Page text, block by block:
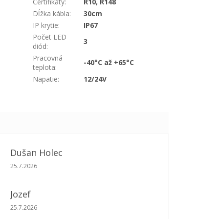
Dĺžka kábla:
30cm
IP krytie:
IP67
Počet LED
diód:
3
Pracovná
teplota:
-40°C až +65°C
Napätie: 12/24V
Dušan Holec
Hodnotenie obchodu je 5 z 5 hviezdičiek.
25.7.2026
Jozef
Hodnotenie obchodu je 5 z 5 hviezdičiek.
25.7.2026